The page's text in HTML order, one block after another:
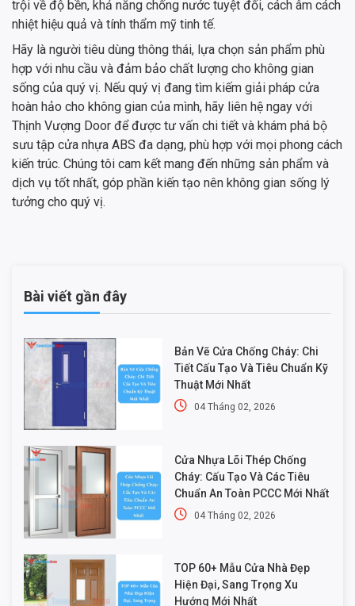
trội về độ bền, khả năng chống nước tuyệt đối, cách âm cách
nhiệt hiệu quả và tính thẩm mỹ tinh tế.
Hãy là người tiêu dùng thông thái, lựa chọn sản phẩm phù
hợp với nhu cầu và đảm bảo chất lượng cho không gian
sống của quý vị. Nếu quý vị đang tìm kiếm giải pháp cửa
hoàn hảo cho không gian của mình, hãy liên hệ ngay với
Thịnh Vượng Door để được tư vấn chi tiết và khám phá bộ
sưu tập cửa nhựa ABS đa dạng, phù hợp với mọi phong cách
kiến trúc. Chúng tôi cam kết mang đến những sản phẩm và
dịch vụ tốt nhất, góp phần kiến tạo nên không gian sống lý
tưởng cho quý vị.
Bài viết gần đây
Bản Vẽ Cửa Chống Cháy: Chi
Tiết Cấu Tạo Và Tiêu Chuẩn Kỹ
Thuật Mới Nhất
04 Tháng 02, 2026
Cửa Nhựa Lõi Thép Chống
Cháy: Cấu Tạo Và Các Tiêu
Chuẩn An Toàn PCCC Mới Nhất
04 Tháng 02, 2026
TOP 60+ Mẫu Cửa Nhà Đẹp
Hiện Đại, Sang Trọng Xu
Hướng Mới Nhất